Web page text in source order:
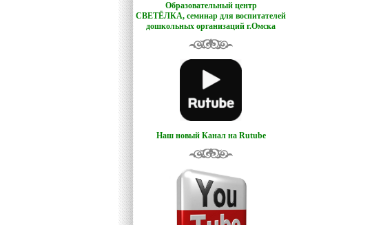
Образовательный центр
СВЕТЁЛКА, семинар для воспитателей
дошкольных организаций г.Омска
Наш новый Канал на Rutube